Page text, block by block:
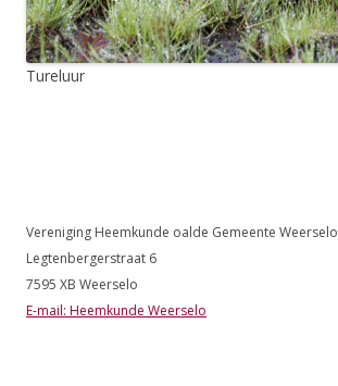
Tureluur
Vereniging Heemkunde oalde Gemeente Weerselo
Legtenbergerstraat 6
7595 XB Weerselo
E-mail: Heemkunde Weerselo